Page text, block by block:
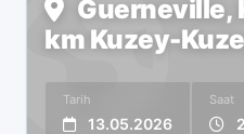
Guerneville,
km Kuzey-
Tarih
13.05.2026
Saat